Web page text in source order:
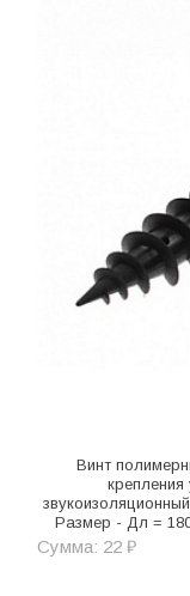
Винт
крепления
Размер - Дл =
Сумма: 22 ₽